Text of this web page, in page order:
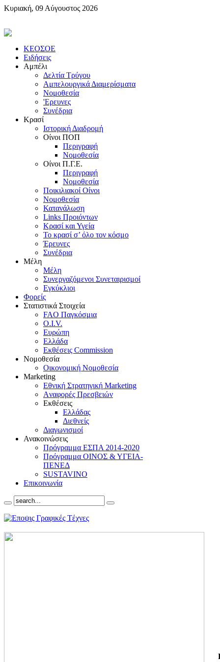
Κυριακή, 09 Αύγουστος 2026
KEOΣOE
Ειδήσεις
Αμπέλι
Δελτία Τρύγου
Αμπελουργικά Διαμερίσματα
Nομοθεσία
'Eρευνες
Συνέδρια
Κρασί
Iστορική Διαδρομή
Oίνοι ΠOΠ
Περιγραφή
Nομοθεσία
Oίνοι Π.Γ.E.
Περιγραφή
Νομοθεσία
Ποικιλιακοί Oίνοι
Nομοθεσία
Κατανάλωση
Links Προιόντων
Κρασί και Υγεία
To κρασί σ’ όλο τον κόσμο
Έρευνες
Συνέδρια
Μέλη
Mέλη
Συνεργαζόμενοι Συνεταιρισμοί
Εγκύκλιοι
Φορείς
Στατιστικά Στοιχεία
FAO Παγκόσμια
O.I.V.
Ευρώπη
Ελλάδα
Eκθέσεις Commission
Νομοθεσία
Οικονομική Νομοθεσία
Marketing
Eθνική Στρατηγική Marketing
Aναφορές Πρεσβειών
Eκθέσεις
Eλλάδας
Διεθνείς
Διαγωνισμοί
Ανακοινώσεις
Πρόγραμμα ΕΣΠΑ 2014-2020
Πρόγραμμα ΟΙΝΟΣ & ΥΓΕΙΑ-
ΠΕΝΕΔ
SUSTAVINO
Επικοινωνία